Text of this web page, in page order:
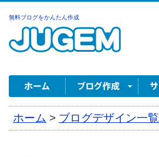
無料ブログをかんたん作成
ホーム > ブログデザイン一覧